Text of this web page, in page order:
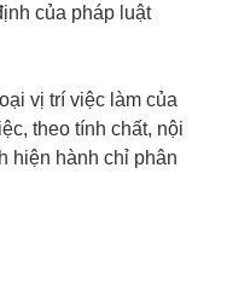
của pháp luật
vị trí việc làm của
theo tính chất, nội
hiện hành chỉ phân